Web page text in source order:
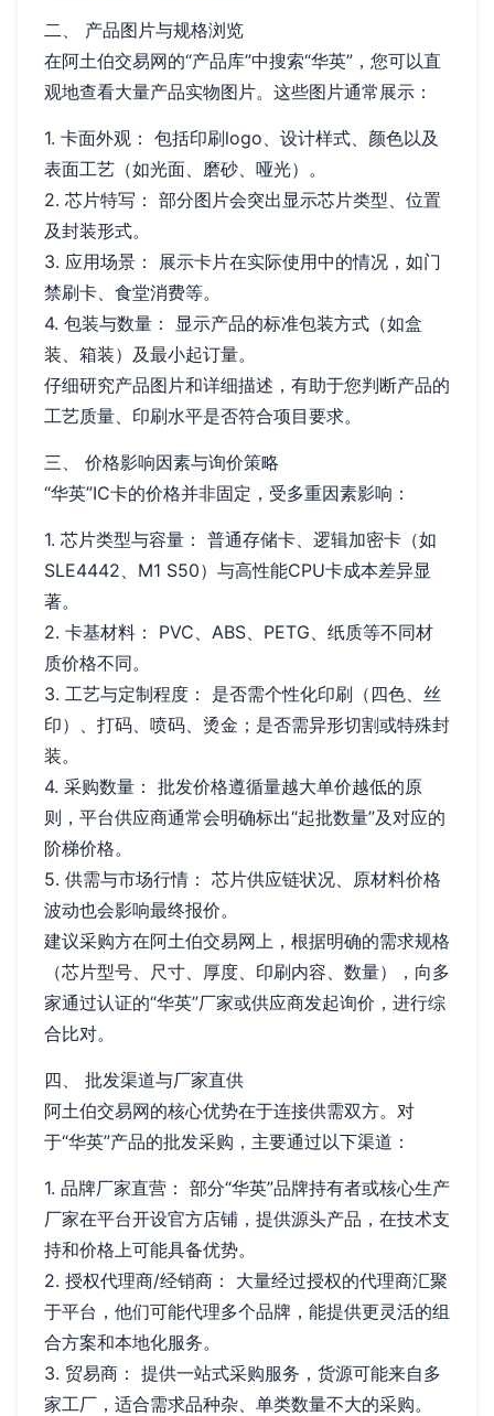
二、 产品图片与规格浏览
在阿土伯交易网的“产品库”中搜索“华英”，您可以直
观地查看大量产品实物图片。这些图片通常展示：
1. 卡面外观： 包括印刷logo、设计样式、颜色以及
表面工艺（如光面、磨砂、哑光）。
2. 芯片特写： 部分图片会突出显示芯片类型、位置
及封装形式。
3. 应用场景： 展示卡片在实际使用中的情况，如门
禁刷卡、食堂消费等。
4. 包装与数量： 显示产品的标准包装方式（如盒
装、箱装）及最小起订量。
仔细研究产品图片和详细描述，有助于您判断产品的
工艺质量、印刷水平是否符合项目要求。
三、 价格影响因素与询价策略
“华英”IC卡的价格并非固定，受多重因素影响：
1. 芯片类型与容量： 普通存储卡、逻辑加密卡（如
SLE4442、M1 S50）与高性能CPU卡成本差异显
著。
2. 卡基材料： PVC、ABS、PETG、纸质等不同材
质价格不同。
3. 工艺与定制程度： 是否需个性化印刷（四色、丝
印）、打码、喷码、烫金；是否需异形切割或特殊封
装。
4. 采购数量： 批发价格遵循量越大单价越低的原
则，平台供应商通常会明确标出“起批数量”及对应的
阶梯价格。
5. 供需与市场行情： 芯片供应链状况、原材料价格
波动也会影响最终报价。
建议采购方在阿土伯交易网上，根据明确的需求规格
（芯片型号、尺寸、厚度、印刷内容、数量），向多
家通过认证的“华英”厂家或供应商发起询价，进行综
合比对。
四、 批发渠道与厂家直供
阿土伯交易网的核心优势在于连接供需双方。对
于“华英”产品的批发采购，主要通过以下渠道：
1. 品牌厂家直营： 部分“华英”品牌持有者或核心生产
厂家在平台开设官方店铺，提供源头产品，在技术支
持和价格上可能具备优势。
2. 授权代理商/经销商： 大量经过授权的代理商汇聚
于平台，他们可能代理多个品牌，能提供更灵活的组
合方案和本地化服务。
3. 贸易商： 提供一站式采购服务，货源可能来自多
家工厂，适合需求品种杂、单类数量不大的采购。